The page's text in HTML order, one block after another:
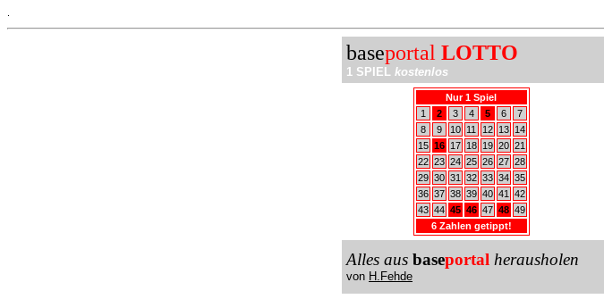
baseportal LOTTO
1 SPIEL kostenlos
Nur 1 Spiel
1
2 3 4 5 6
7
8
9 10 11 12 13
14
15 16 17 18 19 20 21
22 23 24 25 26 27 28
29 30 31 32 33 34 35
36 37 38 39 40 41
42
43 44 45 46 47 48 49
6 Zahlen getippt!
Alles aus baseportal herausholen
von H.Fehde